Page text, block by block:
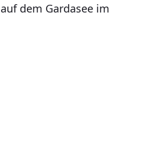
dem Gardasee im